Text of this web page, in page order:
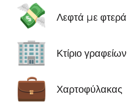
💸 Λεφτά με φτερά
🏢 Κτίριο γραφείων
💼 Χαρτοφύλακας